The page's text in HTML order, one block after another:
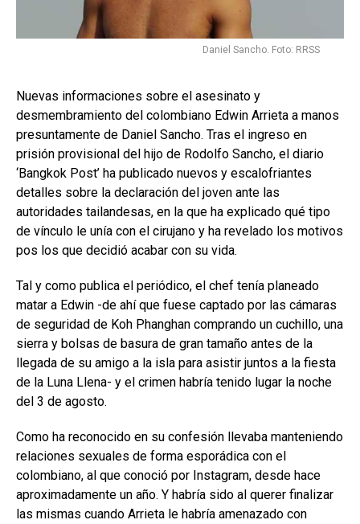
Daniel Sancho. Foto: RRSS
Nuevas informaciones sobre el asesinato y
desmembramiento del colombiano Edwin Arrieta a manos
presuntamente de Daniel Sancho. Tras el ingreso en
prisión provisional del hijo de Rodolfo Sancho, el diario
‘Bangkok Post’ ha publicado nuevos y escalofriantes
detalles sobre la declaración del joven ante las
autoridades tailandesas, en la que ha explicado qué tipo
de vínculo le unía con el cirujano y ha revelado los motivos
pos los que decidió acabar con su vida.
Tal y como publica el periódico, el chef tenía planeado
matar a Edwin -de ahí que fuese captado por las cámaras
de seguridad de Koh Phanghan comprando un cuchillo, una
sierra y bolsas de basura de gran tamaño antes de la
llegada de su amigo a la isla para asistir juntos a la fiesta
de la Luna Llena- y el crimen habría tenido lugar la noche
del 3 de agosto.
Como ha reconocido en su confesión llevaba manteniendo
relaciones sexuales de forma esporádica con el
colombiano, al que conoció por Instagram, desde hace
aproximadamente un año. Y habría sido al querer finalizar
las mismas cuando Arrieta le habría amenazado con